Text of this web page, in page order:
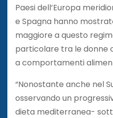
Paesi dell’Europa
e Spagna hanno
maggiore a questo
particolare tra le donne
a comportamenti
“Nonostante anche nel
osservando un
dieta mediterranea-